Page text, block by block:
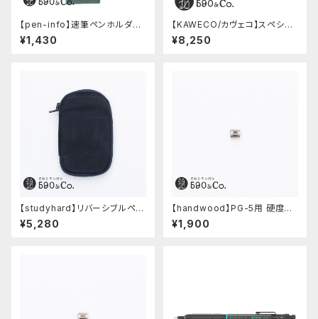
【pen-info】速筆ペンホルダー
590&Co.別注色 (アクアブル
ー)
¥1,430
【KAWECO/カヴェコ】スペシャ
ルペンシル(0.5mm)
¥8,250
【studyhard】リバーシブルペン
ケース (ブラック)
¥5,280
【handwood】PG-5用 硬度表
示窓 (ステンレス/六角窓)
¥1,900